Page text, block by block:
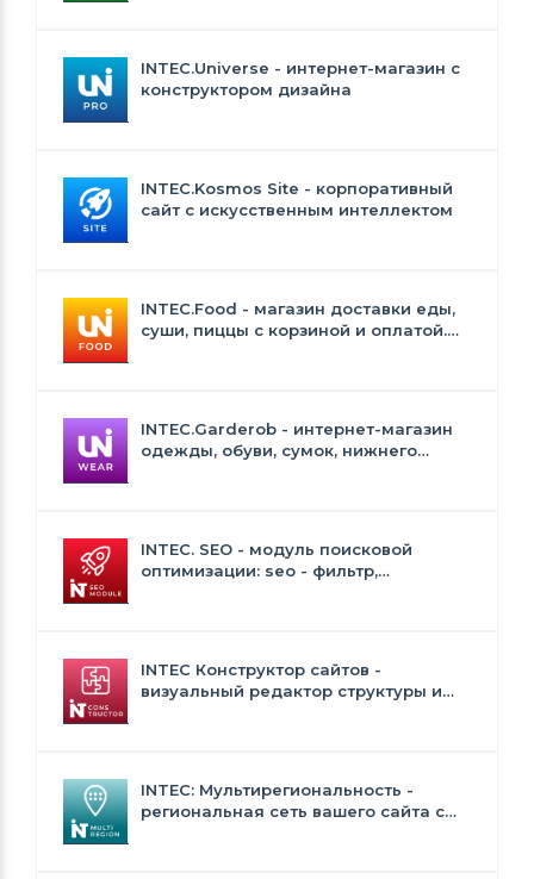
INTEC.Universe - интернет-магазин с
конструктором дизайна
INTEC.Kosmos Site - корпоративный
сайт с искусственным интеллектом
INTEC.Food - магазин доставки еды,
суши, пиццы с корзиной и оплатой.
INTEC.Garderob - интернет-магазин
одежды, обуви, сумок, нижнего
INTEC. SEO - модуль поисковой
оптимизации: seo - фильтр,
INTEC Конструктор сайтов -
визуальный редактор структуры и
INTEC: Мультирегиональность -
региональная сеть вашего сайта с